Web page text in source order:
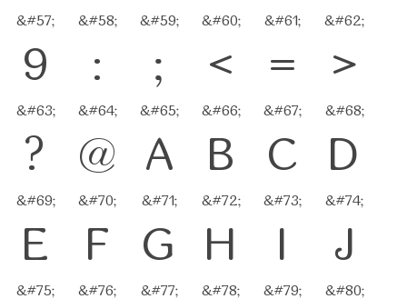
&#57;
9
&#58;
:
&#59;
;
&#60;
<
&#61;
=
&#62;
>
&#63;
?
&#64;
@
&#65;
A
&#66;
B
&#67;
C
&#68;
D
&#69;
E
&#70;
F
&#71;
G
&#72;
H
&#73;
I
&#74;
J
&#75; &#76; &#77; &#78; &#79; &#80;